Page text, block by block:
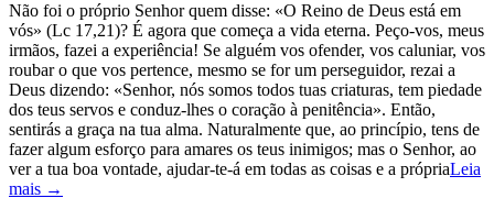
Não foi o próprio Senhor quem disse: «O Reino de Deus está em
vós» (Lc 17,21)? É agora que começa a vida eterna. Peço-vos, meus
irmãos, fazei a experiência! Se alguém vos ofender, vos caluniar, vos
roubar o que vos pertence, mesmo se for um perseguidor, rezai a
Deus dizendo: «Senhor, nós somos todos tuas criaturas, tem piedade
dos teus servos e conduz-lhes o coração à penitência». Então,
sentirás a graça na tua alma. Naturalmente que, ao princípio, tens de
fazer algum esforço para amares os teus inimigos; mas o Senhor, ao
ver a tua boa vontade, ajudar-te-á em todas as coisas e a própriaLeia
mais →